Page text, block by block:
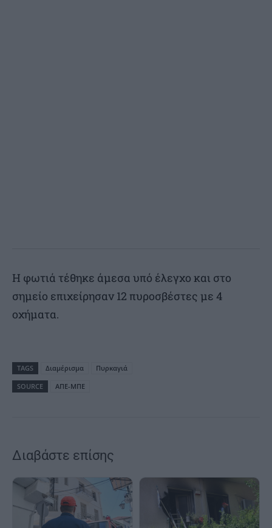
Η φωτιά τέθηκε άμεσα υπό έλεγχο και στο
σημείο επιχείρησαν 12 πυροσβέστες με 4
οχήματα.
TAGS Διαμέρισμα
Πυρκαγιά
SOURCE
ΑΠΕ-ΜΠΕ
Διαβάστε επίσης